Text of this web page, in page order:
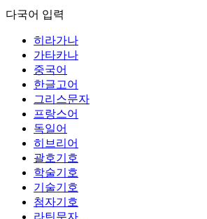
다국어 입력
히라가나
가타카나
중국어
한글고어
그리스문자
프랑스어
독일어
히브리어
괄호기호
학술기호
기술기호
첨자기호